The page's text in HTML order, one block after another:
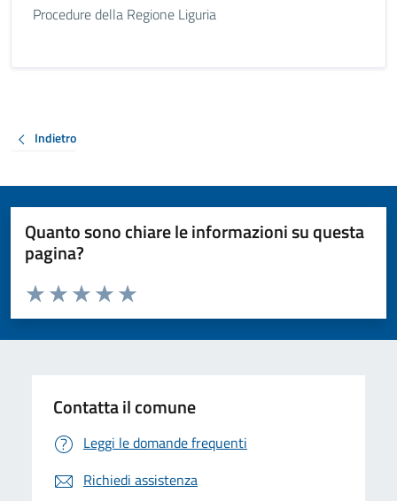
Procedure della Regione Liguria
Indietro
Quanto sono chiare le informazioni su questa
pagina?
Valuta da 1 a 5 stelle la pagina
Valuta 5 stelle su 5
Valuta 4 stelle su 5
Valuta 3 stelle su 5
Valuta 2 stelle su 5
Valuta 1 stelle su 5
Contatta il comune
Leggi le domande frequenti
Richiedi assistenza